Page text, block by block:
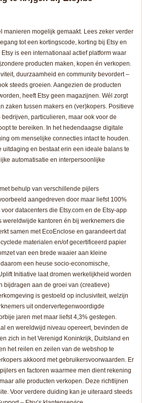
manieren mogelijk gemaakt. Lees zeker verder
tot een kortingscode, korting bij Etsy en
is een internationaal actief platform waar
producten maken, kopen én verkopen.
duurzaamheid en community bevordert –
steeds groeien. Aangezien de producten
heeft Etsy geen magazijnen. Wél zorgt
zaken tussen makers en (ver)kopers. Positieve
particulieren, maar ook voor de
te bereiken. In het hedendaagse digitale
om menselijke connecties intact te houden.
uitdaging en bestaat erin een ideale balans te
automatisatie en interpersoonlijke
behulp van verschillende pijlers
aangedreven door maar liefst 100%
datacenters die Etsy.com en de Etsy-app
wereldwijde kantoren én bij werknemers die
samen met EcoEnclose en garandeert dat
materialen en/of gecertificeerd papier
van een brede waaier aan kleine
een heuse socio-economische,
Initiative laat dromen werkelijkheid worden
bijdragen aan de groei van (creatieve)
is gestoeld op inclusiviteit, welzijn
uit ondervertegenwoordigde
jaren met maar liefst 4,3% gestegen.
en wereldwijd niveau opereert, bevinden de
zich in het Verenigd Koninkrijk, Duitsland en
het reilen en zeilen van de webshop te
akkoord met gebruikersvoorwaarden. Er
en factoren waarmee men dient rekening
alle producten verkopen. Deze richtlijnen
Voor verdere duiding kan je uiteraard steeds